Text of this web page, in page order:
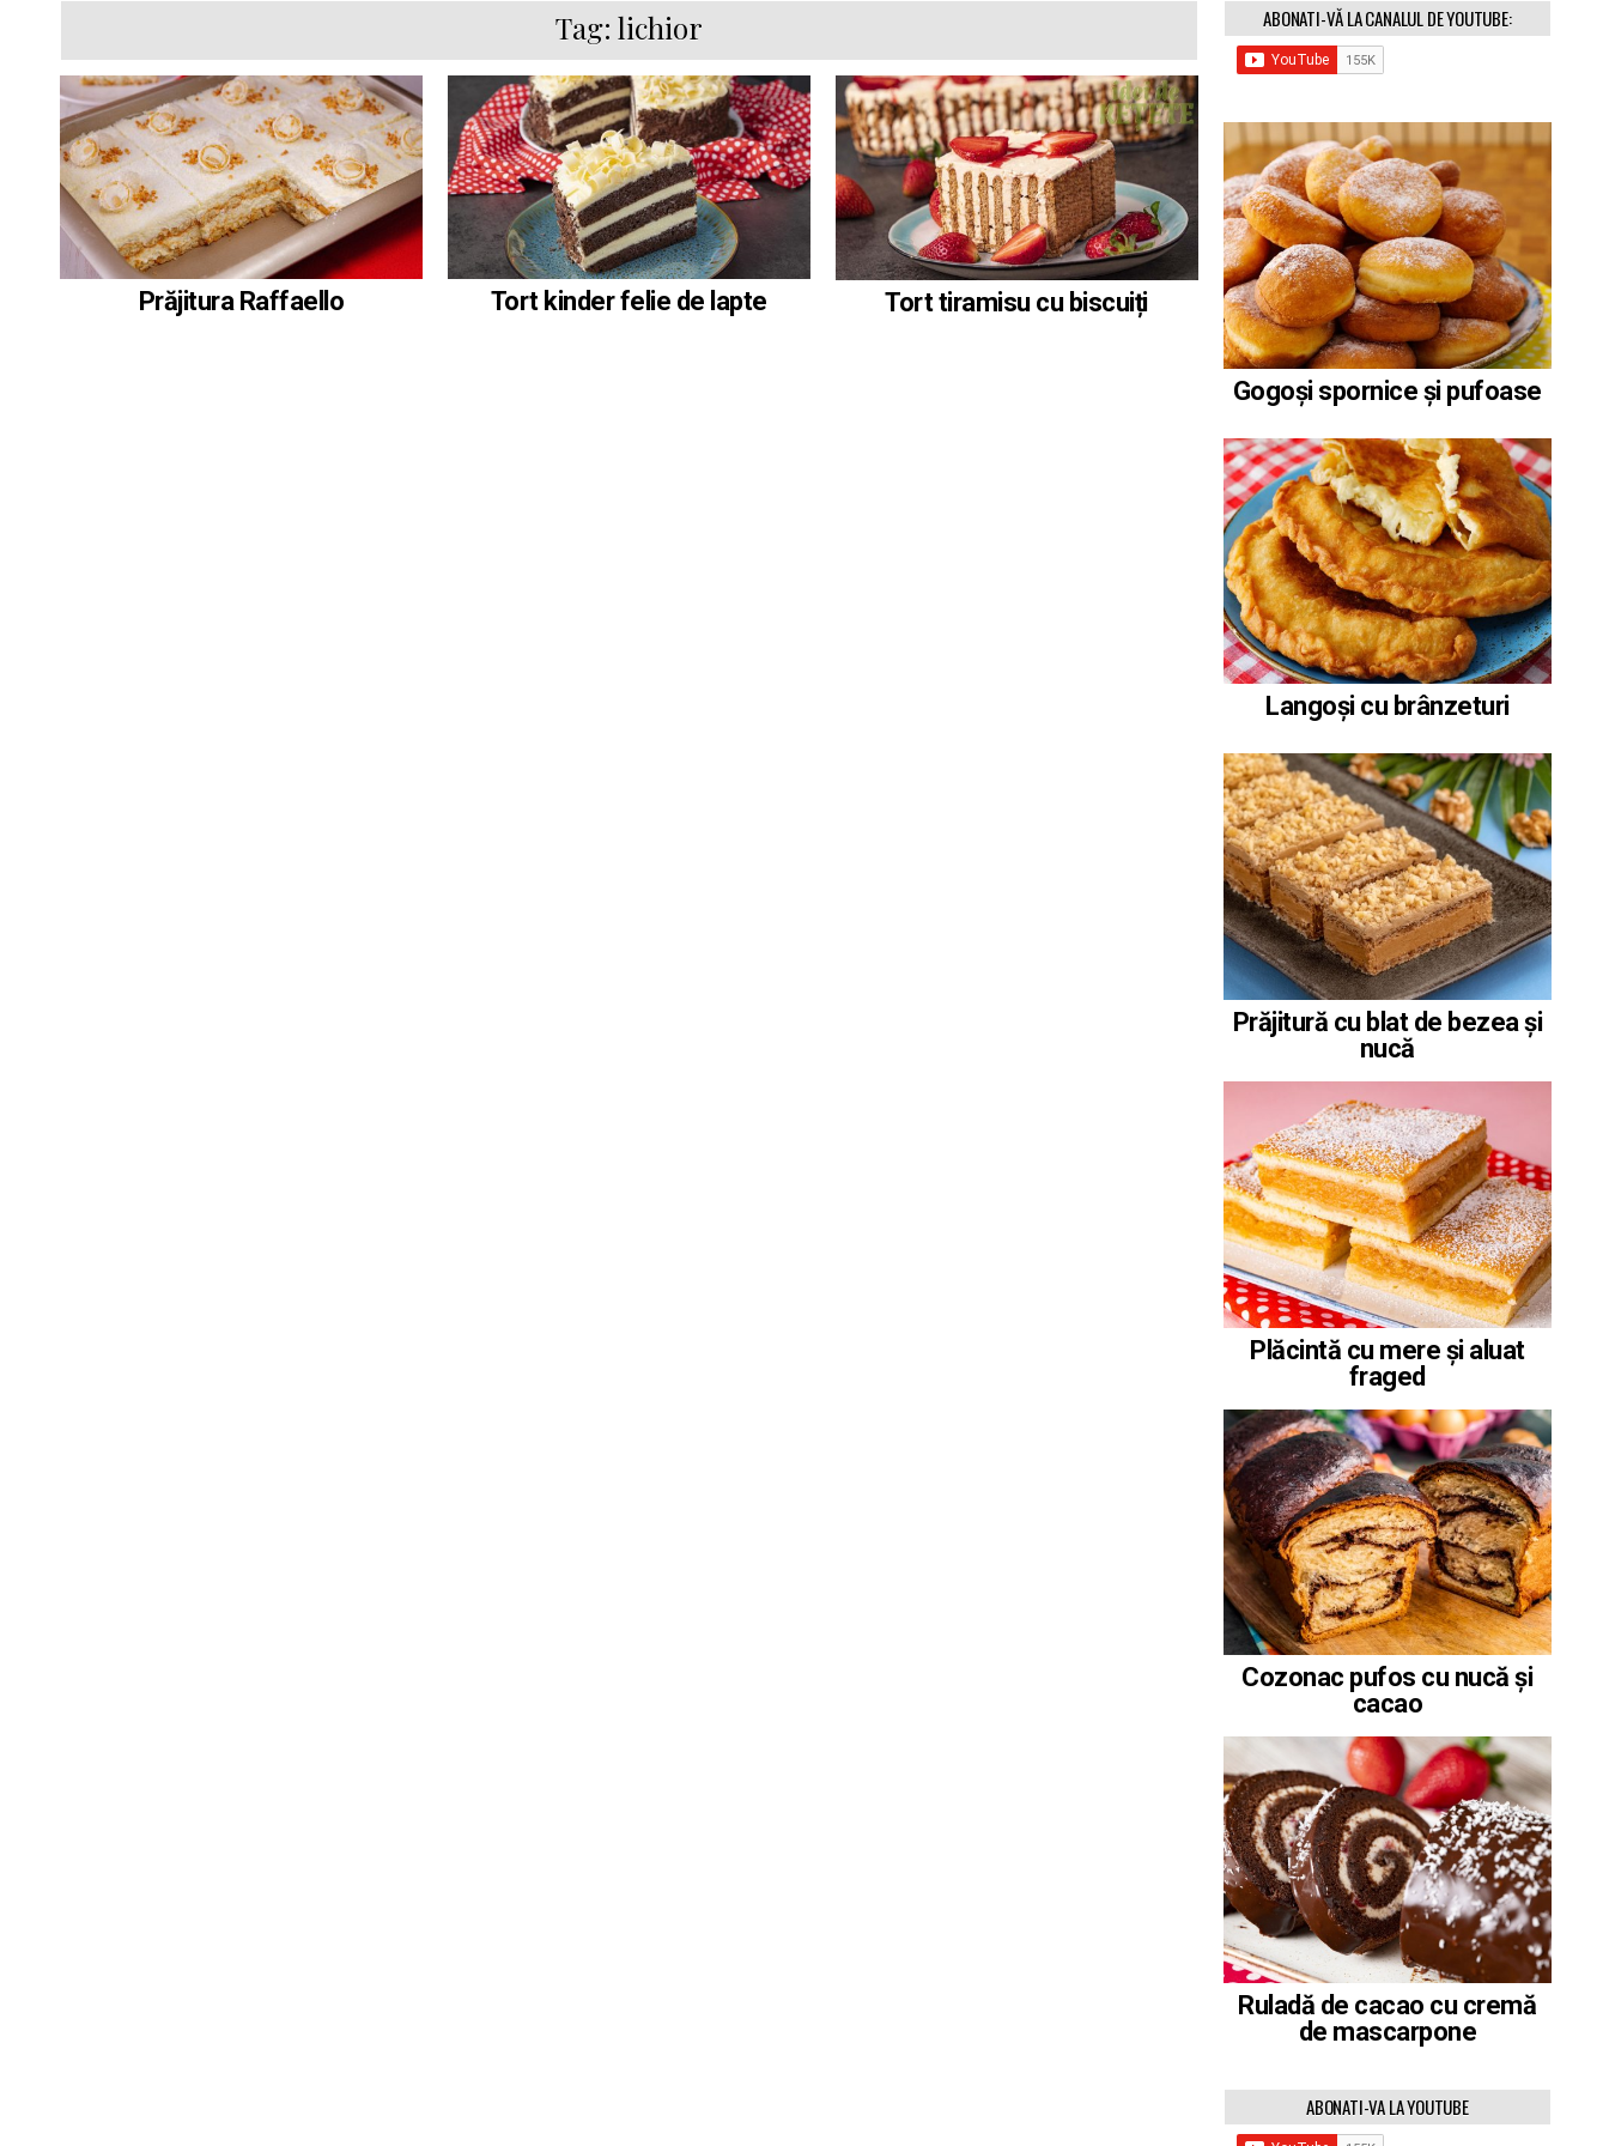
Tag: lichior
Prăjitura Raffaello Tort kinder felie de lapte Tort tiramisu cu biscuiți
ABONATI-VĂ LA CANALUL DE YOUTUBE:
Gogoși spornice și pufoase
Langoși cu brânzeturi
Prăjitură cu blat de bezea și
nucă
Plăcintă cu mere și aluat
fraged
Cozonac pufos cu nucă și
cacao
Ruladă de cacao cu cremă
de mascarpone
ABONATI-VA LA YOUTUBE